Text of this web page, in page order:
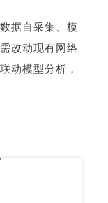
据自采集、模
改动现有网络
动模型分析，